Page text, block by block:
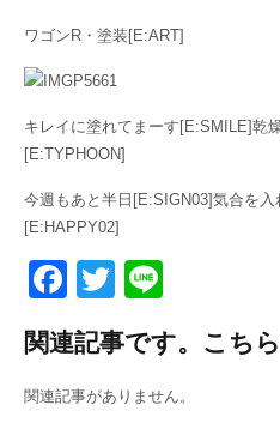
ワゴンR・塗装[E:ART]
キレイに塗れてまーす[E:SMILE]乾
[E:TYPHOON]
今週もあと半日[E:SIGN03]気合を
[E:HAPPY02]
F
a
c
e
T
tt
er
e
関連記事です。こち
関連記事がありません。